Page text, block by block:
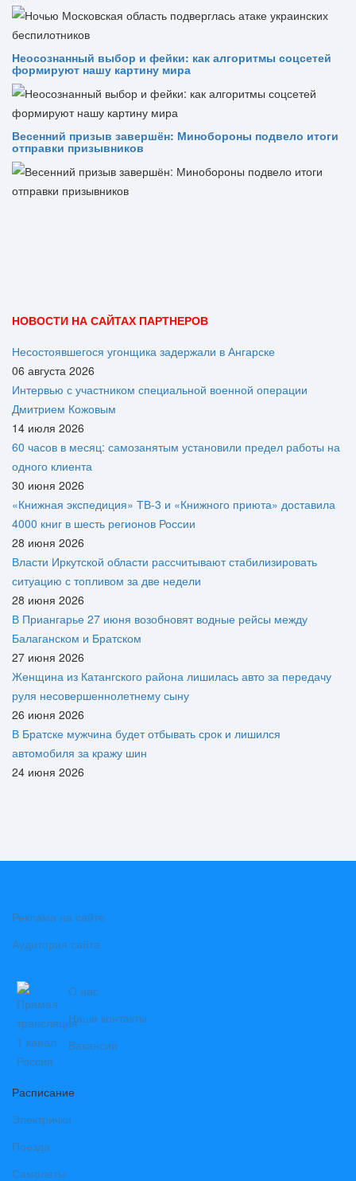
Неосознанный выбор и фейки: как алгоритмы соцсетей
формируют нашу картину мира
Весенний призыв завершён: Минобороны подвело итоги
отправки призывников
НОВОСТИ НА САЙТАХ ПАРТНЕРОВ
Несостоявшегося угонщика задержали в Ангарске
06 августа 2026
Интервью с участником специальной военной операции
Дмитрием Кожовым
14 июля 2026
60 часов в месяц: самозанятым установили предел работы на
одного клиента
30 июня 2026
«Книжная экспедиция» ТВ-3 и «Книжного приюта» доставила
4000 книг в шесть регионов России
28 июня 2026
Власти Иркутской области рассчитывают стабилизировать
ситуацию с топливом за две недели
28 июня 2026
В Приангарье 27 июня возобновят водные рейсы между
Балаганском и Братском
27 июня 2026
Женщина из Катангского района лишилась авто за передачу
руля несовершеннолетнему сыну
26 июня 2026
В Братске мужчина будет отбывать срок и лишился
автомобиля за кражу шин
24 июня 2026
Реклама на сайте
Аудитория сайта
О нас
Наши контакты
Вакансии
Расписание
Электрички
Поезда
Самолеты